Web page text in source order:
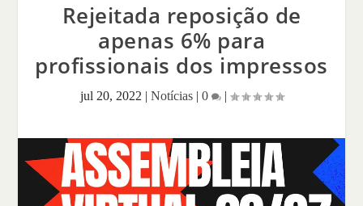
Rejeitada reposição de
apenas 6% para
profissionais dos impressos
jul 20, 2022 | Notícias| 0 |